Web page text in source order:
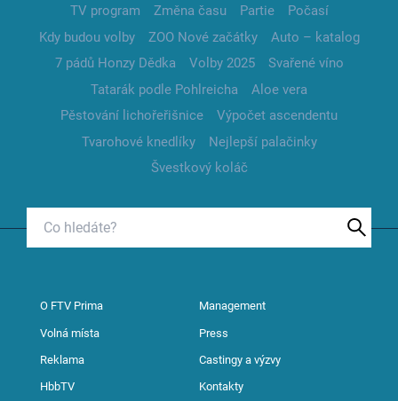
TV program
Změna času Partie
Počasí
Kdy budou volby
ZOO Nové začátky
Auto – katalog
7 pádů Honzy Dědka
Volby 2025
Svařené víno
Tatarák podle Pohlreicha
Aloe vera
Pěstování lichořeřišnice
Výpočet ascendentu
Tvarohové knedlíky
Nejlepší palačinky
Švestkový koláč
O FTV Prima Management
Volná místa Press
Reklama Castingy a výzvy
HbbTV Kontakty